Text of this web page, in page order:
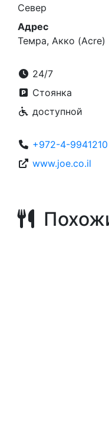
Север
Адрес
Темра, Акко (Acre)
24/7
Стоянка
доступной
+972-4-9941210
www.joe.co.il